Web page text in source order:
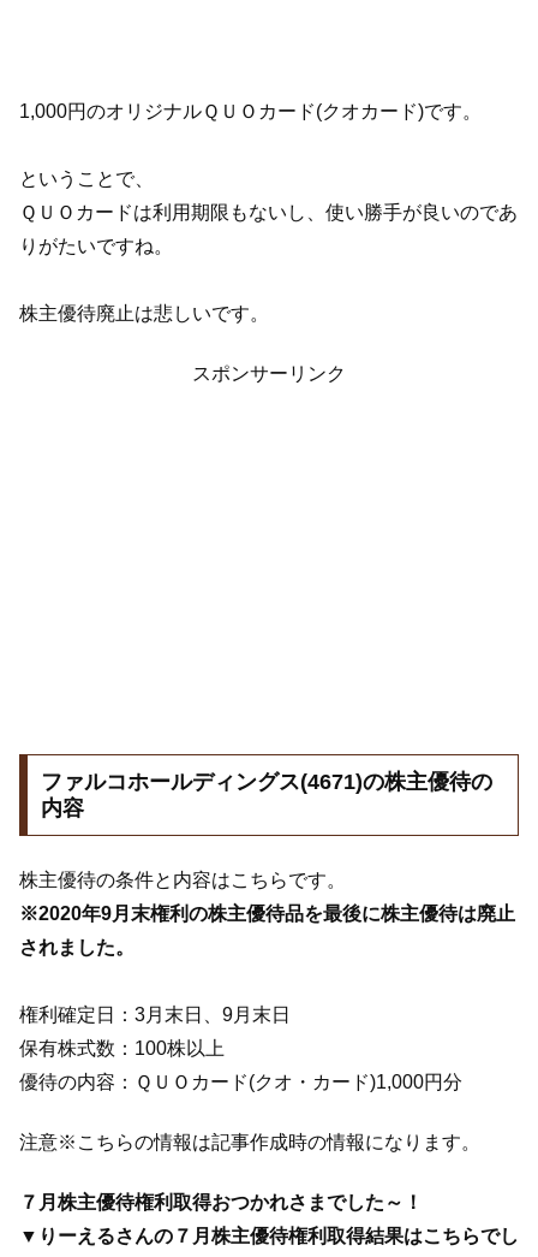
1,000円のオリジナルＱＵＯカード(クオカード)です。
ということで、
ＱＵＯカードは利用期限もないし、使い勝手が良いのであ
りがたいですね。
株主優待廃止は悲しいです。
スポンサーリンク
ファルコホールディングス(4671)の株主優待の
内容
株主優待の条件と内容はこちらです。
※2020年9月末権利の株主優待品を最後に株主優待は廃止
されました。
権利確定日：3月末日、9月末日
保有株式数：100株以上
優待の内容：ＱＵＯカード(クオ・カード)1,000円分
注意※こちらの情報は記事作成時の情報になります。
７月株主優待権利取得おつかれさまでした～！
▼りーえるさんの７月株主優待権利取得結果はこちらでし